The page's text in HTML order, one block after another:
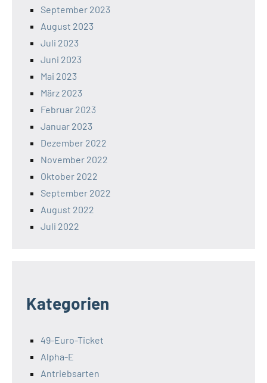
September 2023
August 2023
Juli 2023
Juni 2023
Mai 2023
März 2023
Februar 2023
Januar 2023
Dezember 2022
November 2022
Oktober 2022
September 2022
August 2022
Juli 2022
Kategorien
49-Euro-Ticket
Alpha-E
Antriebsarten